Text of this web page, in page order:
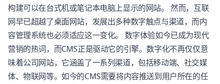
构建可以在台式机或笔记本电脑上显示的网站。 然而，互联
网早已超越了桌面网站，发展出多种数字触点与渠道，而内
容管理系统也必须适应这一变化。 数字体验如今已成为现代
营销的热词，而CMS正是驱动它的引擎。数字化不再仅仅意
味着公司网站，它涵盖了一系列渠道，包括移动端、社交媒
体、物联网等。如今的CMS需要将内容推送到用户所在的任